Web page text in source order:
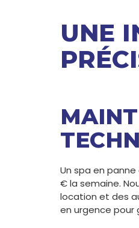
UNE
Un spa en
€ la semaine.
location et des
en urgence pour